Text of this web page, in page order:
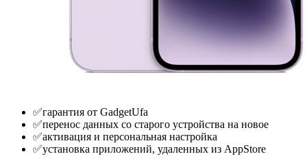
✅гарантия от GadgetUfa
✅перенос данных со старого устройства на новое
✅активация и персональная настройка
✅установка приложений, удаленных из AppStore